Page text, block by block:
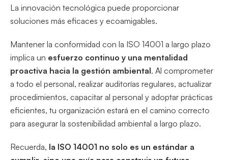
La innovación tecnológica puede proporcionar
soluciones más eficaces y ecoamigables.
Mantener la conformidad con la ISO 14001 a largo plazo
implica un esfuerzo continuo y una mentalidad
proactiva hacia la gestión ambiental. Al comprometer
a todo el personal, realizar auditorías regulares, actualizar
procedimientos, capacitar al personal y adoptar prácticas
eficientes, tu organización estará en el camino correcto
para asegurar la sostenibilidad ambiental a largo plazo.
Recuerda, la ISO 14001 no solo es un estándar a